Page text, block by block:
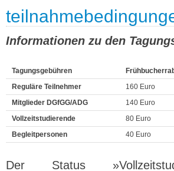
Informationen zu den
Tagungsgebühren
Reguläre Teilnehmer
160 Euro
Mitglieder DGfGG/ADG
140 Euro
Vollzeitstudierende
80 Euro
Begleitpersonen
40 Euro
Der Status